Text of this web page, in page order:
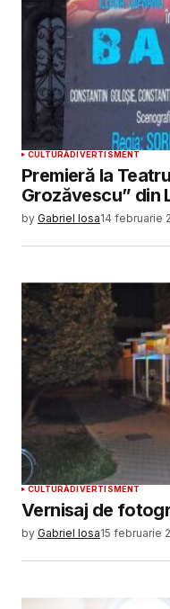
CULTURĂDIVERTISMENT
Premieră la
Grozăvescu” din
by Gabriel Iosa14 februarie
CULTURĂDIVERTISMENT
Vernisaj de
by Gabriel Iosa15 februarie